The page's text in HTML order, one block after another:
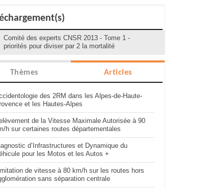
Comité des experts CNSR 2013 - Tome 1 -
priorités pour diviser par 2 la mortalité
Thèmes Articles
des 2RM dans les Alpes-de-Haute-
et les Hautes-Alpes
de la Vitesse Maximale Autorisée à 90
h sur certaines routes départementales
d’Infrastructures et Dynamique du
pour les Motos et les Autos +
de vitesse à 80 km/h sur les routes hors
sans séparation centrale